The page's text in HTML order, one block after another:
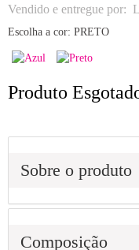
Vendido e entregue por:
Escolha a cor: PRETO
Produto
Sobre o produto
Composição